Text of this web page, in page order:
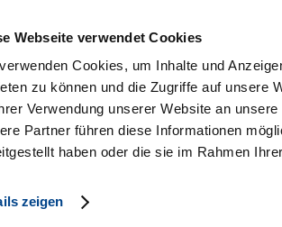
Webseite verwendet Cookies
Cookies, um Inhalte und
zu können und die Zugriffe auf unsere
Verwendung unserer Website an
Partner führen diese Informationen
haben oder die sie im Rahmen
zeigen